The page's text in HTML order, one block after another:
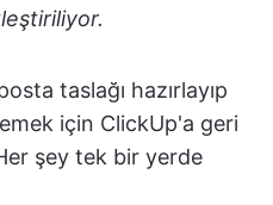
taslağı hazırlayıp
için ClickUp'a geri
şey tek bir yerde